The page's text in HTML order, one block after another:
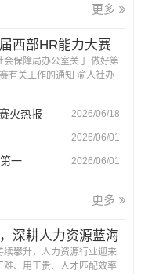
更多
西部HR能力大赛
...
会保障局办公室关于 做好第
有关工作的通知 渝人社办
（自治县）人力社保局，
各部门人事（干部）处，有
部门： 为深入贯彻落实成
战略部署，...
火热报
2026/06/18
2026/06/01
一
2026/06/01
更多
深耕人力资源蓝海
续攀升，人力资源行业迎来
难、用工贵、人才匹配效率